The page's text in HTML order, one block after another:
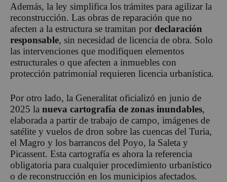
Además, la ley simplifica los trámites para agilizar la
reconstrucción. Las obras de reparación que no
afecten a la estructura se tramitan por declaración
responsable, sin necesidad de licencia de obra. Solo
las intervenciones que modifiquen elementos
estructurales o que afecten a inmuebles con
protección patrimonial requieren licencia urbanística.
Por otro lado, la Generalitat oficializó en junio de
2025 la nueva cartografía de zonas inundables,
elaborada a partir de trabajo de campo, imágenes de
satélite y vuelos de dron sobre las cuencas del Turia,
el Magro y los barrancos del Poyo, la Saleta y
Picassent. Esta cartografía es ahora la referencia
obligatoria para cualquier procedimiento urbanístico
o de reconstrucción en los municipios afectados.